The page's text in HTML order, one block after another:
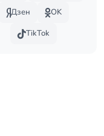
Дзен
OK
TikTok